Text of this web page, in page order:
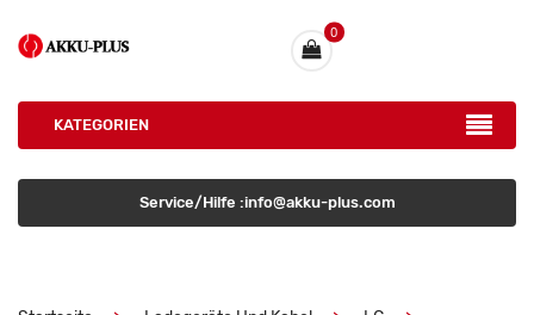
0
KATEGORIEN
Service/Hilfe :info@akku-plus.com